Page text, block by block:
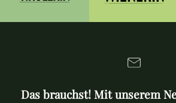
Das brauchst! Mit unserem